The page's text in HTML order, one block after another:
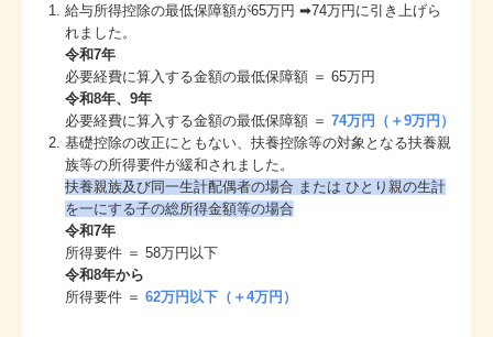
給与所得控除の最低保障額が65万円 ➡74万円に引き上げら
れました。
令和7年
必要経費に算入する金額の最低保障額 ＝ 65万円
令和8年、9年
必要経費に算入する金額の最低保障額 ＝74万円（＋9万円）
基礎控除の改正にともない、扶養控除等の対象となる扶養親
族等の所得要件が緩和されました。
扶養親族及び同⼀⽣計配偶者の場合 または ひとり親の⽣計
を⼀にする⼦の総所得⾦額等の場合
令和7年
所得要件 ＝ 58万円以下
令和8年から
所得要件 ＝62万円以下（＋4万円）